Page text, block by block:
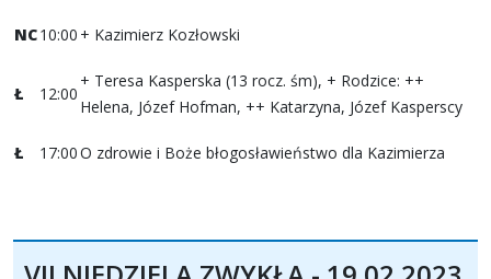
NC10:00 + Kazimierz Kozłowski
Ł 12:00
+ Teresa Kasperska (13 rocz. śm), + Rodzice: ++
Helena, Józef Hofman, ++ Katarzyna, Józef Kasperscy
Ł 17:00O zdrowie i Boże błogosławieństwo dla Kazimierza